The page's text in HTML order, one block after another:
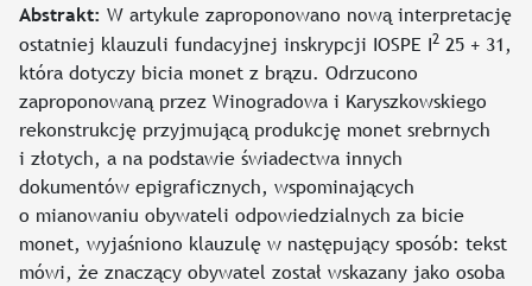
Abstrakt: W artykule zaproponowano nową interpretację
ostatniej klauzuli fundacyjnej inskrypcji IOSPE I2 25 + 31,
która dotyczy bicia monet z brązu. Odrzucono
zaproponowaną przez Winogradowa i Karyszkowskiego
rekonstrukcję przyjmującą produkcję monet srebrnych
i złotych, a na podstawie świadectwa innych
dokumentów epigraficznych, wspominających
o mianowaniu obywateli odpowiedzialnych za bicie
monet, wyjaśniono klauzulę w następujący sposób: tekst
mówi, że znaczący obywatel został wskazany jako osoba